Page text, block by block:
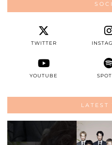
TWITTER
YOUTUBE
LATEST